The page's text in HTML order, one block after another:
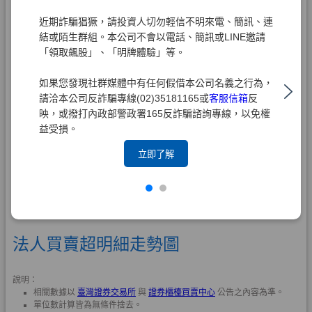
近期詐騙猖獗，請投資人切勿輕信不明來電、簡訊、連
結或陌生群組。本公司不會以電話、簡訊或LINE邀請
「領取飆股」、「明牌體驗」等。
如果您發現社群媒體中有任何假借本公司名義之行為，
請洽本公司反詐騙專線(02)35181165或客服信箱反
映，或撥打內政部警政署165反詐騙諮詢專線，以免權
益受損。
立即了解